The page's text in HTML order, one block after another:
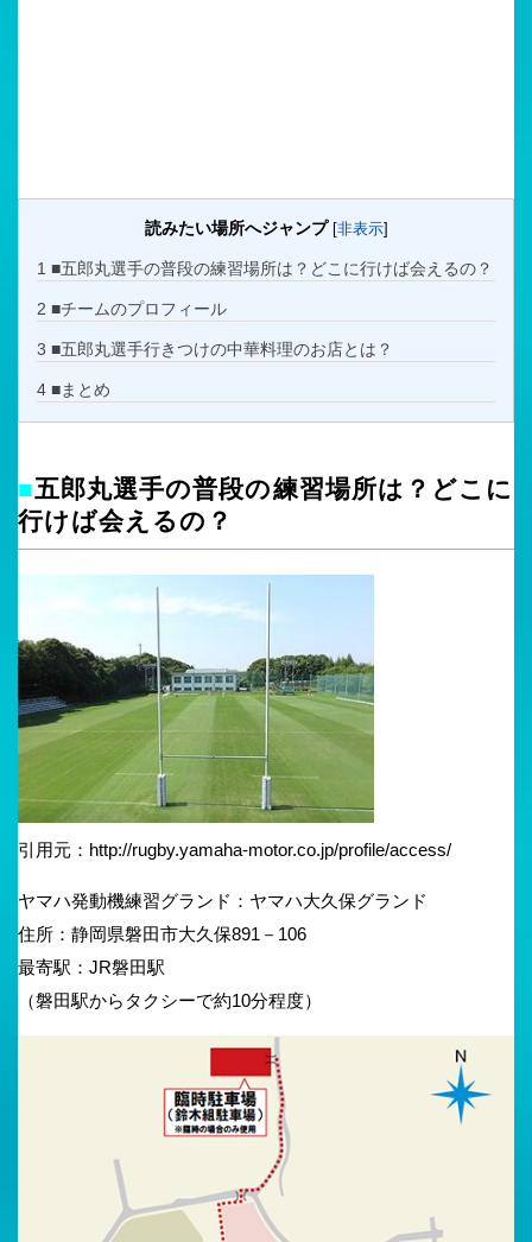
読みたい場所へジャンプ [非表示]
1 ■五郎丸選手の普段の練習場所は？どこに行けば会えるの？
2 ■チームのプロフィール
3 ■五郎丸選手行きつけの中華料理のお店とは？
4 ■まとめ
■五郎丸選手の普段の練習場所は？どこに
行けば会えるの？
引用元：http://rugby.yamaha-motor.co.jp/profile/access/
ヤマハ発動機練習グランド：ヤマハ大久保グランド
住所：静岡県磐田市大久保891－106
最寄駅：JR磐田駅
（磐田駅からタクシーで約10分程度）